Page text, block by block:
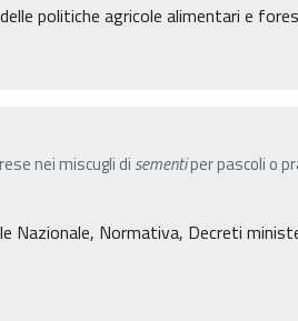
politiche agricole alimentari e
nei miscugli di sementiper pascoli o
Nazionale, Normativa, Decreti